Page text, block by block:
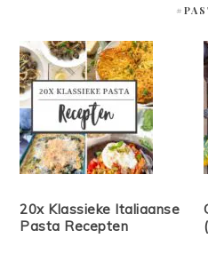
20x Klassieke Italiaanse
Pasta Recepten